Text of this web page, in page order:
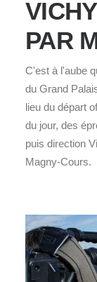
PAR
C'est à l'aube
du Grand
lieu du départ
du jour, des
puis direction
Magny-Cours.